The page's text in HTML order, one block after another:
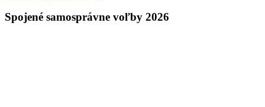
Spojené samosprávne voľby 2026